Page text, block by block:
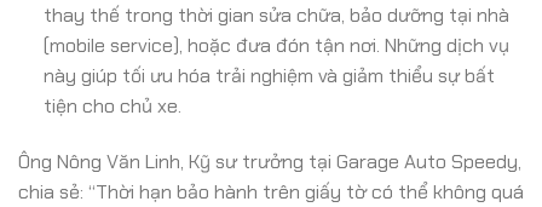
thay thế trong thời gian sửa chữa, bảo dưỡng tại nhà
(mobile service), hoặc đưa đón tận nơi. Những dịch vụ
này giúp tối ưu hóa trải nghiệm và giảm thiểu sự bất
tiện cho chủ xe.
Ông Nông Văn Linh, Kỹ sư trưởng tại Garage Auto Speedy,
chia sẻ: “Thời hạn bảo hành trên giấy tờ có thể không quá